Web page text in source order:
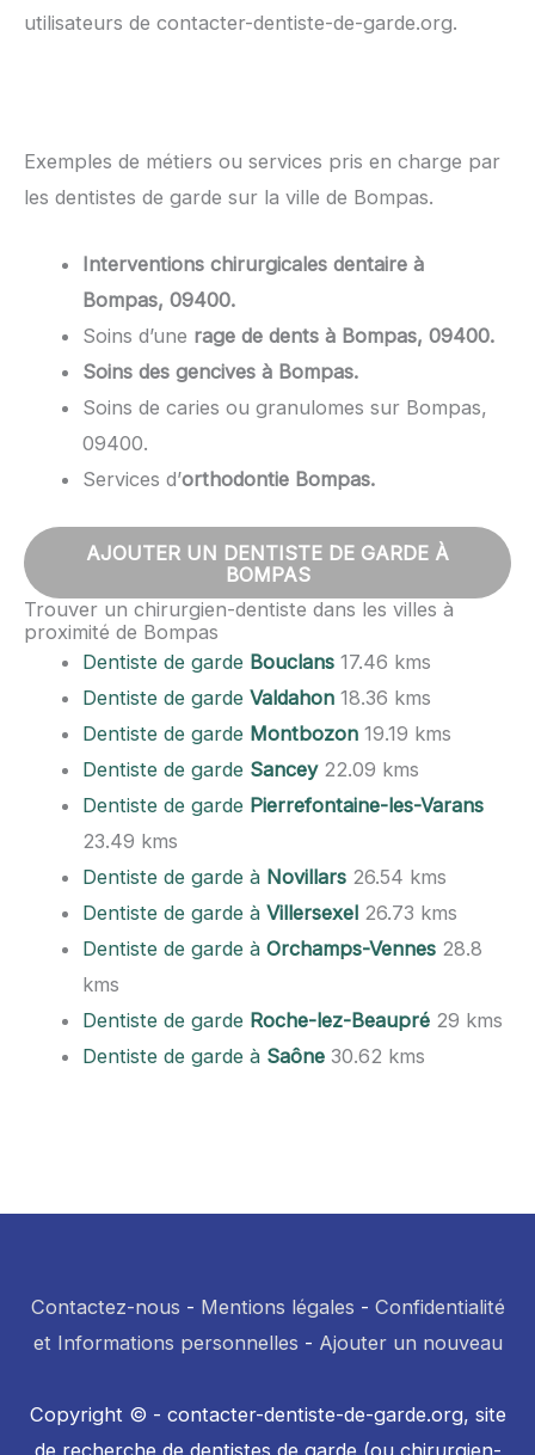
utilisateurs de contacter-dentiste-de-garde.org.
Exemples de métiers ou services pris en charge par
les dentistes de garde sur la ville de Bompas.
Interventions chirurgicales dentaire à
Bompas, 09400.
Soins d’une rage de dents à Bompas, 09400.
Soins des gencives à Bompas.
Soins de caries ou granulomes sur Bompas,
09400.
Services d’orthodontie Bompas.
AJOUTER UN DENTISTE DE GARDE À
BOMPAS
Trouver un chirurgien-dentiste dans les villes à
proximité de Bompas
Dentiste de garde Bouclans 17.46 kms
Dentiste de gardeValdahon 18.36 kms
Dentiste de garde Montbozon 19.19 kms
Dentiste de garde Sancey22.09 kms
Dentiste de garde Pierrefontaine-les-Varans
23.49 kms
Dentiste de garde à Novillars 26.54 kms
Dentiste de garde àVillersexel 26.73 kms
Dentiste de garde àOrchamps-Vennes 28.8
kms
Dentiste de garde Roche-lez-Beaupré 29 kms
Dentiste de garde à Saône 30.62 kms
Contactez-nous - Mentions légales - Confidentialité
et Informations personnelles - Ajouter un nouveau
Copyright © - contacter-dentiste-de-garde.org, site
de recherche de dentistes de garde (ou chirurgien-